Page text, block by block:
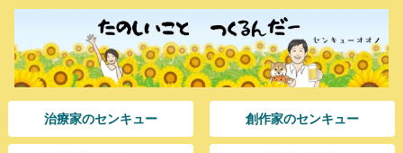
治療家のセンキュー 創作家のセンキュー